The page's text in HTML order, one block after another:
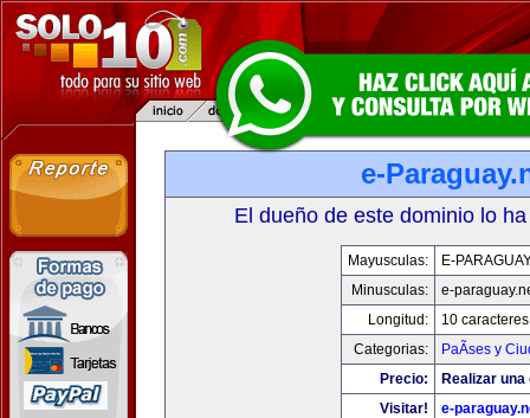
e-
El dueño de este dominio lo
Mayusculas:
E-
Minusculas:
e-
Longitud:
10 caracteres
Categorias:
PaÃ­ses y
Precio:
Realizar
Visitar!
e-